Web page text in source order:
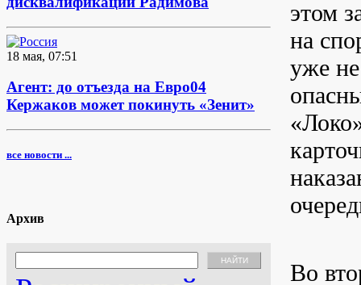
18 мая, 07:51
Агент: до отъезда на Евро04
Кержаков может покинуть «Зенит»
все новости ...
Архив
этом
на
уже
Во